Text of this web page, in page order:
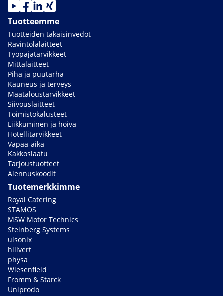
Tuotteemme
Tuotteiden takaisinvedot
Ravintolalaitteet
Työpajatarvikkeet
Mittalaitteet
Piha ja puutarha
Kauneus ja terveys
Maataloustarvikkeet
Siivouslaitteet
Toimistokalusteet
Liikkuminen ja hoiva
Hotellitarvikkeet
Vapaa-aika
Kakkoslaatu
Tarjoustuotteet
Alennuskoodit
Tuotemerkkimme
Royal Catering
STAMOS
MSW Motor Technics
Steinberg Systems
ulsonix
hillvert
physa
Wiesenfield
Fromm & Starck
Uniprodo